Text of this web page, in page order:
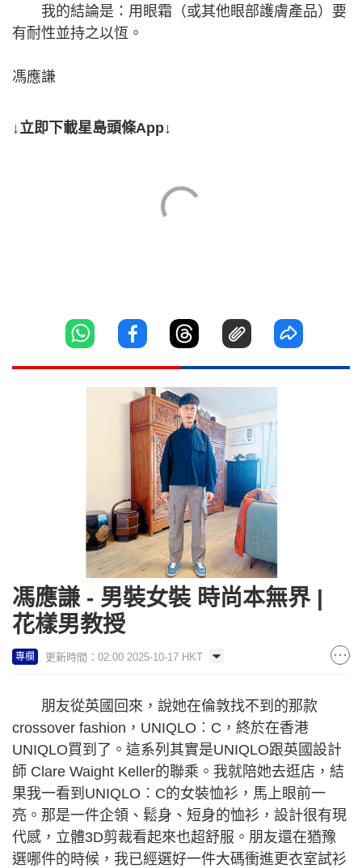
我的結論是：用眼霜（或其他眼部護膚產品）要
有耐性並持之以恆。
馮應謙
↓立即下載星島頭條App↓
馮應謙 - 男裝女裝 時尚本無界 |
花樣男教授
專欄 更新時間：02:00 2025-10-17 HKT
朋友從英國回來，說她在倫敦找不到的那款
crossover fashion，UNIQLO︰C，終於在香港
UNIQLO買到了。這系列其實是UNIQLO跟英國設計
師 Clare Waight Keller的聯乘。我就陪她去逛店，結
果我一看到UNIQLO︰C的女裝恤衫，馬上眼前一
亮。那是一件企領、鬆身、短身的恤衫，設計很有現
代感，立體3D剪裁看起來也超舒服。朋友還在猶豫
選哪件的時候，我已經選好一件大碼衝進更衣室試衫